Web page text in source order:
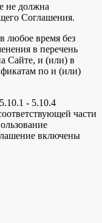
не должна
Соглашения.
любое время без
в перечень
Сайте, и (или) в
по и (или)
- 5.10.4
части
включены